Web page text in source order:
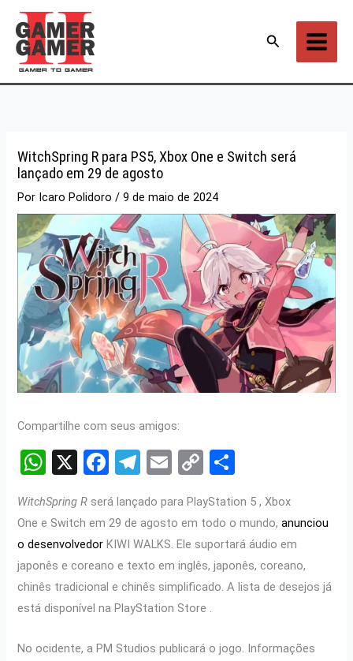
para
conteúdo
Pesquisar
WitchSpring R para PS5, Xbox One e Switch será
lançado em 29 de agosto
Por Icaro Polidoro/9 de maio de 2024
Compartilhe com seus amigos:
W
at
s
A
p
p
X
F
ce
b
o
o
k
T
e
gr
a
m
E
ail
C
py
Li
n
k
ar
e
WitchSpring R será lançado para PlayStation 5 , Xbox
One e Switch em 29 de agosto em todo o mundo, anunciou
o desenvolvedorKIWI WALKS. Ele suportará áudio em
japonês e coreano e texto em inglês, japonês, coreano,
chinês tradicional e chinês simplificado. A lista de desejos já
está disponível na PlayStation Store .
No ocidente, a PM Studios publicará o jogo. Informações